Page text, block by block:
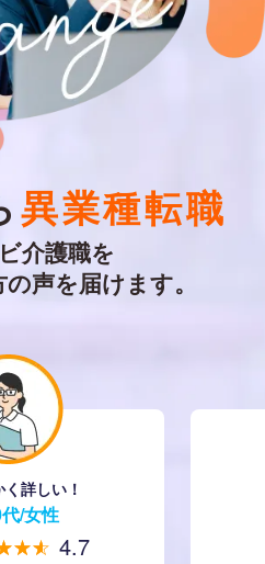
異業種転職
介護職を
声を届けます。
く詳しい！
/女性
4.7